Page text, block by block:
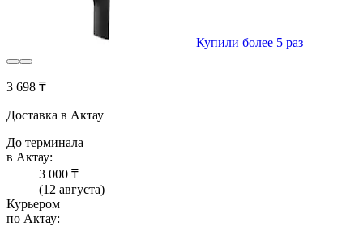
Купили более 5 раз
3 698 ₸
Доставка в Актау
До терминала
в Актау:
3 000 ₸
(12 августа)
Курьером
по Актау: